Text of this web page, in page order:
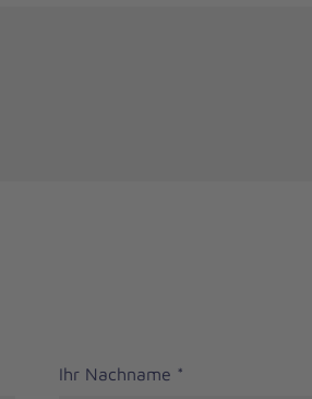
Ihr Nachname *